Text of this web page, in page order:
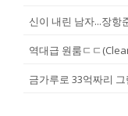
신이 내린 남자...장항
역대급 원룸ㄷㄷ
금가루로 33억짜리